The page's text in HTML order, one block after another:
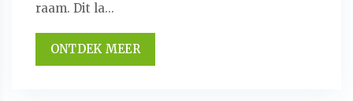
raam. Dit la...
ONTDEK MEER